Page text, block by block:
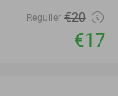
Regulier €20
€17